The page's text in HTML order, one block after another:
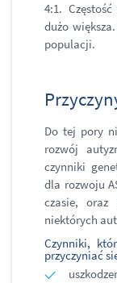
4:1.
dużo
populacji.
Do tej pory
rozwój
czynniki
dla rozwoju
czasie, oraz
niektórych
Czynniki,
przyczyniać